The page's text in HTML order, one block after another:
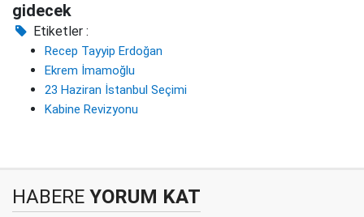
gidecek
Etiketler :
Recep Tayyip Erdoğan
Ekrem İmamoğlu
23 Haziran İstanbul Seçimi
Kabine Revizyonu
HABERE YORUM KAT